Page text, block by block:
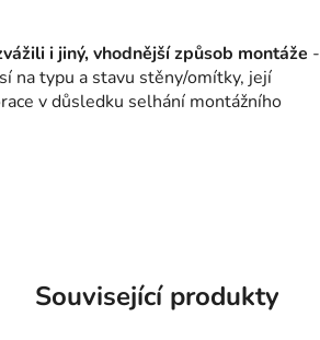
i jiný, vhodnější způsob montáže -
na typu a stavu stěny/omítky, její
v důsledku selhání montážního
Související produkty